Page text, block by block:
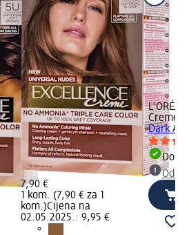
7,90 €
1 kom. (7,90 € za 1
kom.)Cijena na
02.05.2025.: 9,95 €
L'ORÉAL
Creme
Dark